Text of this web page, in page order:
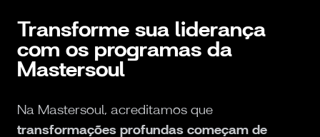
Transforme sua liderança
com os programas da
Mastersoul
Na Mastersoul, acreditamos que
transformações profundas começam de